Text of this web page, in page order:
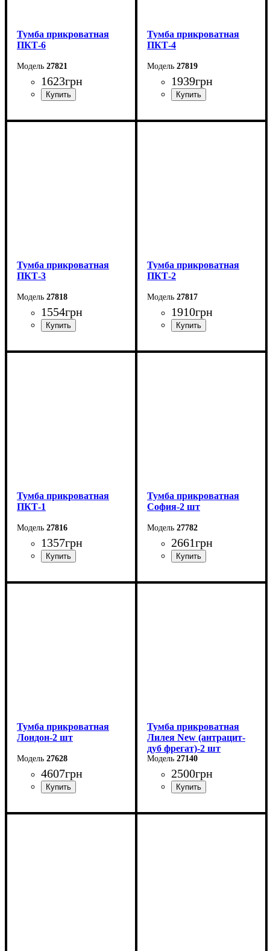
Тумба прикроватная
ПКТ-6
27821
1623грн
Ширина: 44 см
Тумба прикроватная
ПКТ-4
27819
1939грн
Ширина: 44 см
Тумба прикроватная
ПКТ-3
27818
1554грн
Ширина: 42 см
Тумба прикроватная
ПКТ-2
27817
1910грн
Ширина: 38 см
Тумба прикроватная
ПКТ-1
27816
1357грн
Ширина: 35 см
Тумба прикроватная
София-2 шт
27782
2661грн
Ширина: 60 см
Тумба прикроватная
Лондон-2 шт
27628
4607грн
Ширина: 51 см
Тумба прикроватная
Лилея New (антрацит-
дуб фрегат)-2 шт
27140
2500грн
Ширина: 45,4 см